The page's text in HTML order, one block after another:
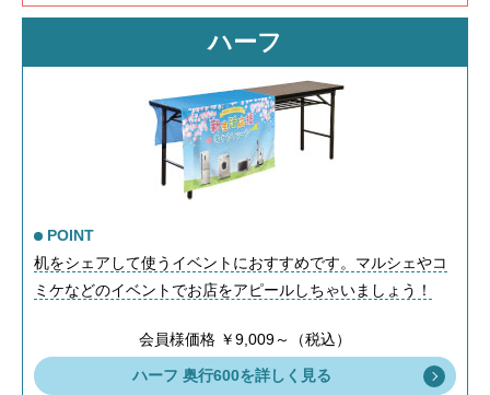
ハーフ
POINT
机をシェアして使うイベントにおすすめです。マルシェやコ
ミケなどのイベントでお店をアピールしちゃいましょう！
会員様価格 ￥9,009～（税込）
ハーフ 奥行600を詳しく見る